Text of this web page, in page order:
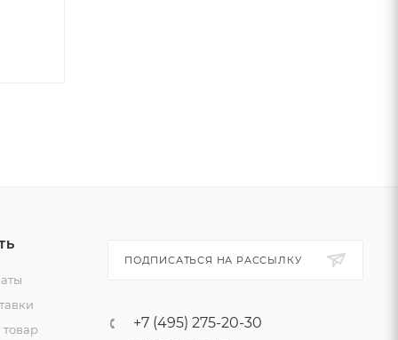
товар
ПОДПИСАТЬСЯ НА РАССЫЛКУ
+7 (495) 275-20-30